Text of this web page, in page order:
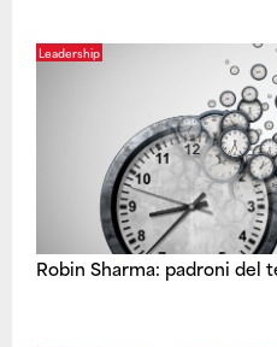
Leadership
Robin Sharma: padroni del